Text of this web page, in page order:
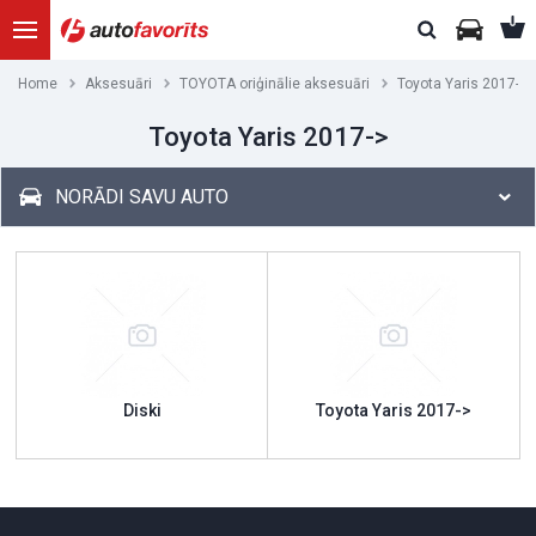
Home Aksesuāri TOYOTA oriģinālie aksesuāri Toyota Yaris 2017->
Toyota Yaris 2017->
NORĀDI SAVU AUTO
Diski Toyota Yaris 2017->